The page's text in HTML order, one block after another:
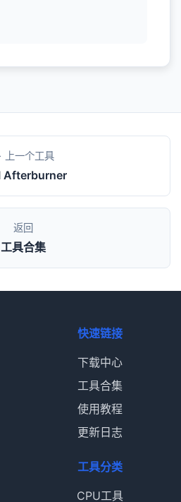
一个工具
Afterburner
返回
工具合集
快速链接
下载中心
工具合集
使用教程
更新日志
工具分类
CPU工具